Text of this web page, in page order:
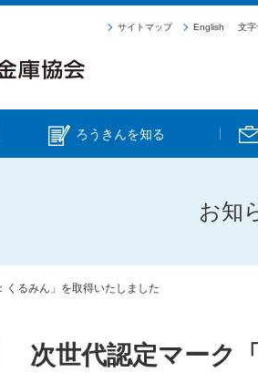
サイトマップ English 文字
ろうきんを知る
お知
くるみん」を取得いたしました
次世代認定マーク